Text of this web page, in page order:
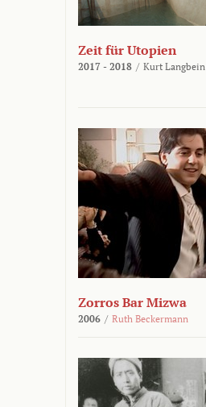
Zeit für Utopien
2017 - 2018 / Kurt Langbein
Zorros Bar Mizwa
2006 / Ruth Beckermann